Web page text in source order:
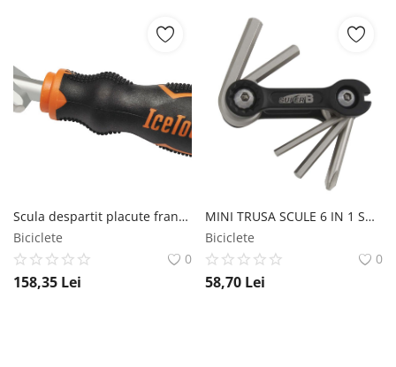
Scula despartit placute frana hidraulica, IceToolz IceToolz
Biciclete
0
158,35 Lei
MINI TRUSA SCULE 6 IN 1 SUPER B TB-9860 SportXteam
Biciclete
0
58,70 Lei